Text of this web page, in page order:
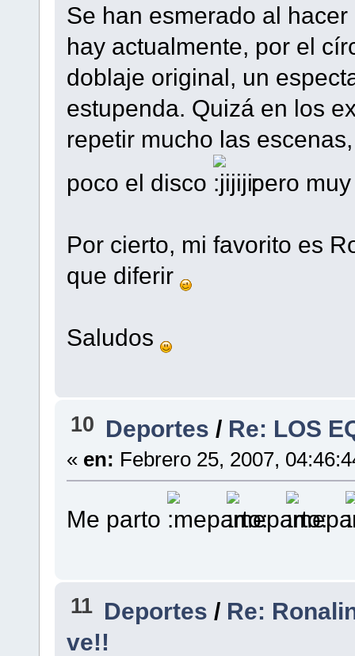
Se han esmerado al
hay actualmente, por el
doblaje original, un
estupenda. Quizá en los
repetir mucho las
poco el disco
pero
Por cierto, mi favorito es
que diferir
Saludos
10 Deportes / Re: LOS
« en: Febrero 25, 2007,
Me parto
11 Deportes / Re:
ve!!